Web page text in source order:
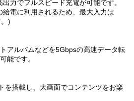
力でフルスピード充電が可能です。
電に利用されるため、最大入力は
)
アルバムなどを5Gbpsの高速データ転
能です。
を搭載し、大画面でコンテンツをお楽